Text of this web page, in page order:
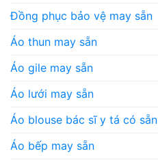
Đồng phục bảo vệ may sẵn
Áo thun may sẵn
Áo gile may sẵn
Áo lưới may sẵn
Áo blouse bác sĩ y tá có sẵn
Áo bếp may sẵn